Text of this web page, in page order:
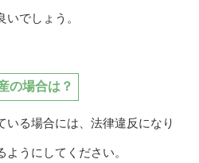
でしょう。
の場合は？
いる場合には、法律違反になり
ようにしてください。